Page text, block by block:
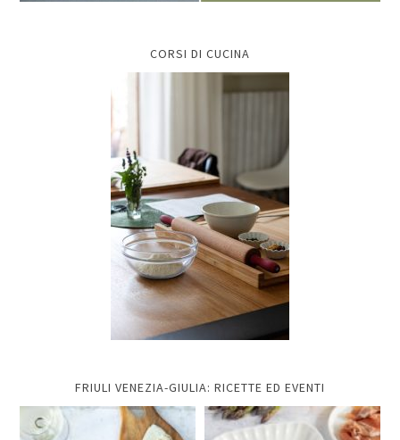
CORSI DI CUCINA
FRIULI VENEZIA-GIULIA: RICETTE ED EVENTI